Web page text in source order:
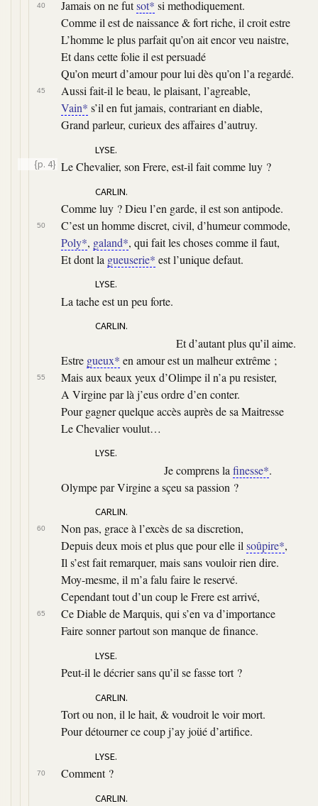
40 Jamais on ne futsot* si methodiquement.
Comme il est de naissance & fort riche, il croit estre
L’homme le plus parfait qu’on ait encor veu naistre,
Et dans cette folie il est persuadé
Qu’on meurt d’amour pour lui dès qu’on l’a regardé.
45
Aussi fait-il le beau, le plaisant, l’agreable,
Vain* s’il en fut jamais, contrariant en diable,
Grand parleur, curieux des affaires d’autruy.
LYSE.
Le Chevalier, son Frere, est-il fait comme luy ?
{p. 4}
CARLIN.
Comme luy ? Dieu l’en garde, il est son antipode.
50
C’est un homme discret, civil, d’humeur commode,
Poly*, galand*, qui fait les choses comme il faut,
Et dont la gueuserie* est l’unique defaut.
LYSE.
La tache est un peu forte.
CARLIN.
Et d’autant plus qu’il aime.
Estre gueux* en amour est un malheur extrême ;
55
Mais aux beaux yeux d’Olimpe il n’a pu resister,
A Virgine par là j’eus ordre d’en conter.
Pour gagner quelque accès auprès de sa Maitresse
Le Chevalier voulut…
LYSE.
Je comprens la finesse*.
Olympe par Virgine a sçeu sa passion ?
CARLIN.
60
Non pas, grace à l’excès de sa discretion,
Depuis deux mois et plus que pour elle ilsoûpire*,
Il s’est fait remarquer, mais sans vouloir rien dire.
Moy-mesme, il m’a falu faire le reservé.
Cependant tout d’un coup le Frere est arrivé,
65
Ce Diable de Marquis, qui s’en va d’importance
Faire sonner partout son manque de finance.
LYSE.
Peut-il le décrier sans qu’il se fasse tort ?
CARLIN.
Tort ou non, il le hait, & voudroit le voir mort.
Pour détourner ce coup j’ay joüé d’artifice.
LYSE.
70 Comment ?
CARLIN.